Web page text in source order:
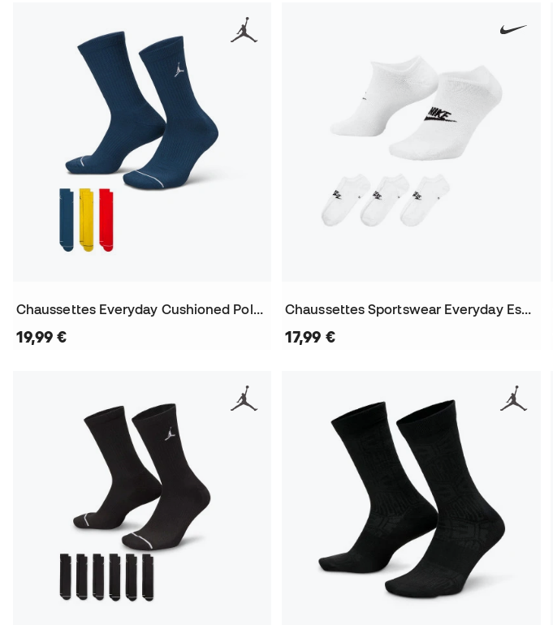
Chaussettes Everyday Cushioned Poly Crew (3 Paires)
19,99 €
Chaussettes Sportswear Everyday Essential No-Show (3 Paires)
17,99 €